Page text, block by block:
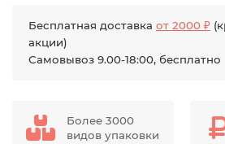
Бесплатная доставка от 2000 ₽
акции)
Самовывоз 9.00-18:00, бесплатно
Более 3000
видов упаковки